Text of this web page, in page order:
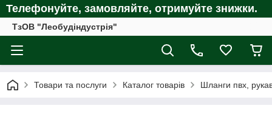
Телефонуйте, замовляйте, отримуйтезнижки.
ТзОВ "Леобудіндустрія"
Товари та послуги Каталог товарів Шланги пвх,